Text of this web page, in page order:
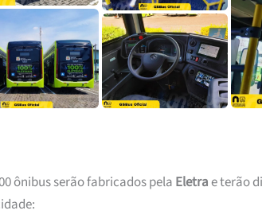
ônibus serão fabricados pela Eletrae terão